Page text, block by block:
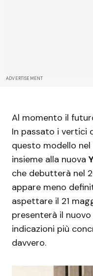
ADVERTISEMENT
Al momento il
In passato i vertici
questo modello
insieme alla nuova
che debutterà nel
appare meno
aspettare il 21
presenterà il
indicazioni più
davvero.